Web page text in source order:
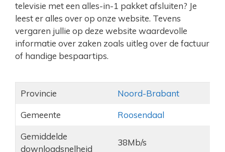
televisie met een alles-in-1 pakket afsluiten? Je
leest er alles over op onze website. Tevens
vergaren jullie op deze website waardevolle
informatie over zaken zoals uitleg over de factuur
of handige bespaartips.
Provincie Noord-Brabant
Gemeente Roosendaal
Gemiddelde
downloadsnelheid
38Mb/s